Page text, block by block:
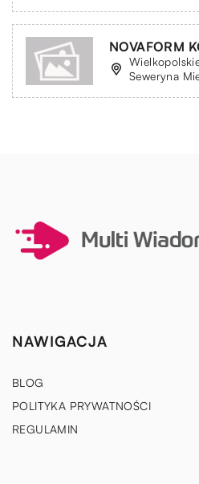
NOVAFORM
Seweryna
NAWIGACJA
BLOG
POLITYKA PRYWATNOŚCI
REGULAMIN